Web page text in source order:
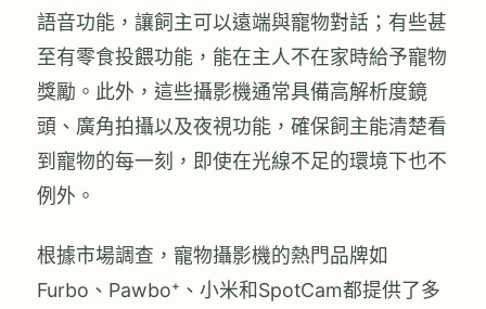
語音功能，讓飼主可以遠端與寵物對話；有些甚
至有零食投餵功能，能在主人不在家時給予寵物
獎勵。此外，這些攝影機通常具備高解析度鏡
頭、廣角拍攝以及夜視功能，確保飼主能清楚看
到寵物的每一刻，即使在光線不足的環境下也不
例外。
根據市場調查，寵物攝影機的熱門品牌如
Furbo、Pawbo⁺、小米和SpotCam都提供了多